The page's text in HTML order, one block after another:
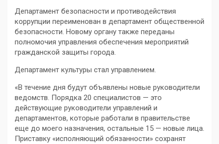
Департамент безопасности и противодействия
коррупции переименован в департамент общественной
безопасности. Новому органу также переданы
полномочия управления обеспечения мероприятий
гражданской защиты города.
Департамент культуры стал управлением.
«В течение дня будут объявлены новые руководители
ведомств. Порядка 20 специалистов — это
действующие руководители управлений и
департаментов, которые работали в правительстве
еще до моего назначения, остальные 15 — новые лица.
Приставку «исполняющий обязанности» сохранят